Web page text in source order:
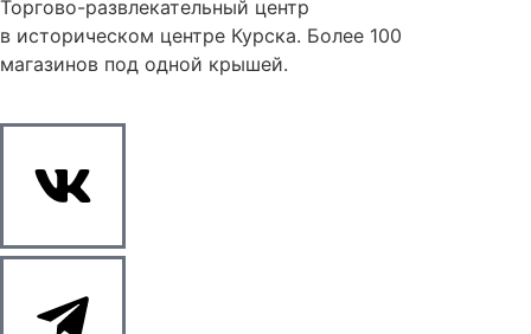
Торгово-развлекательный центр
в историческом центре Курска. Более 100
магазинов под одной крышей.